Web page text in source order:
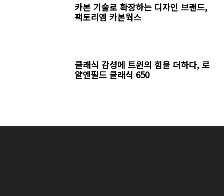
카본 기술로 확장하는 디자인 브랜드,
팩토리엠 카본웍스
클래식 감성에 트윈의 힘을 더하다, 로
얄엔필드 클래식 650